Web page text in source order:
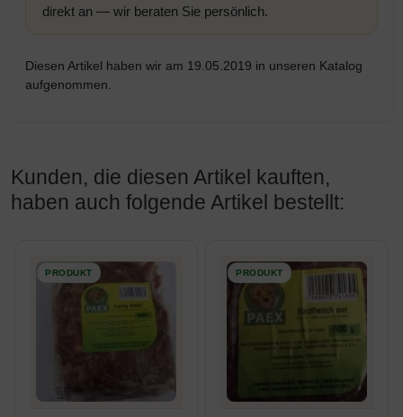
direkt an — wir beraten Sie persönlich.
Diesen Artikel haben wir am 19.05.2019 in unseren Katalog
aufgenommen.
Kunden, die diesen Artikel kauften,
haben auch folgende Artikel bestellt: